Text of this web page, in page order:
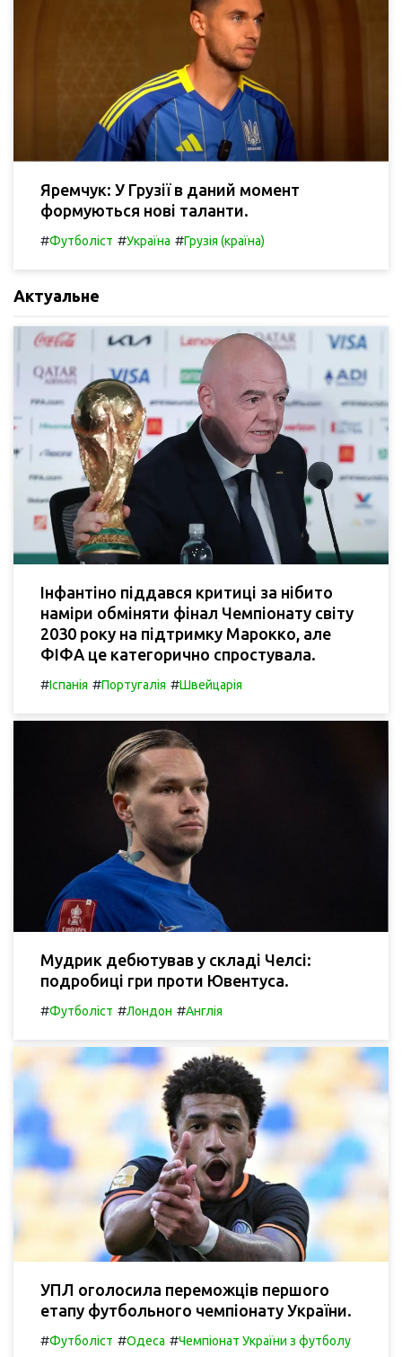
Яремчук: У Грузії в даний момент
формуються нові таланти.
#Футболіст #Україна #Грузія (країна)
Актуальне
Інфантіно піддався критиці за нібито
наміри обміняти фінал Чемпіонату світу
2030 року на підтримку Марокко, але
ФІФА це категорично спростувала.
#Іспанія #Португалія #Швейцарія
Мудрик дебютував у складі Челсі:
подробиці гри проти Ювентуса.
#Футболіст #Лондон #Англія
УПЛ оголосила переможців першого
етапу футбольного чемпіонату України.
#Футболіст #Одеса #Чемпіонат України з футболу